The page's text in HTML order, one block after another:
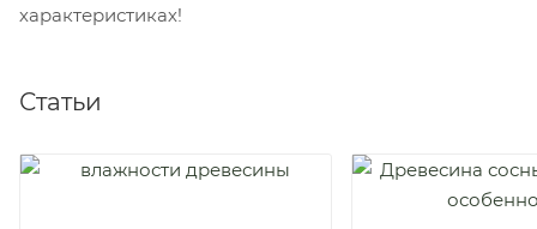
характеристиках!
Статьи